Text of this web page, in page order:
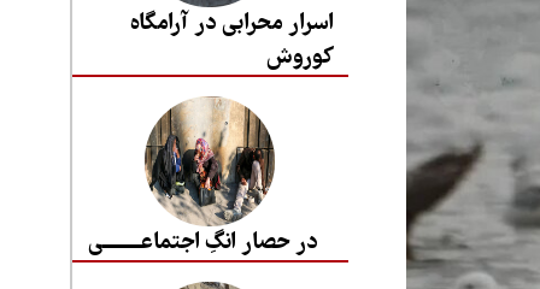
اسرار محرابی در آرامگاه
کوروش
در حصار انگِ اجتماعــــــــی